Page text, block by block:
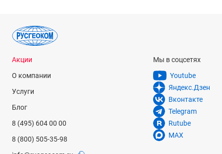
Акции
О компании
Услуги
Блог
8 (495) 604 00 00
8 (800) 505-35-98
Мы в соцсетях
Youtube
Яндекс.Дзен
Вконтакте
Telegram
Rutube
MAX